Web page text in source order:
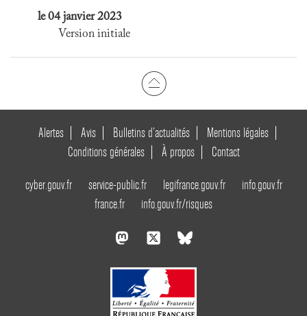
le 04 janvier 2023
Version initiale
Alertes Avis Bulletins d’actualités
Mentions légales
Conditions générales
À propos Contact
cyber.gouv.fr service-public.fr legifrance.gouv.fr
info.gouv.fr
france.fr
info.gouv.fr/risques